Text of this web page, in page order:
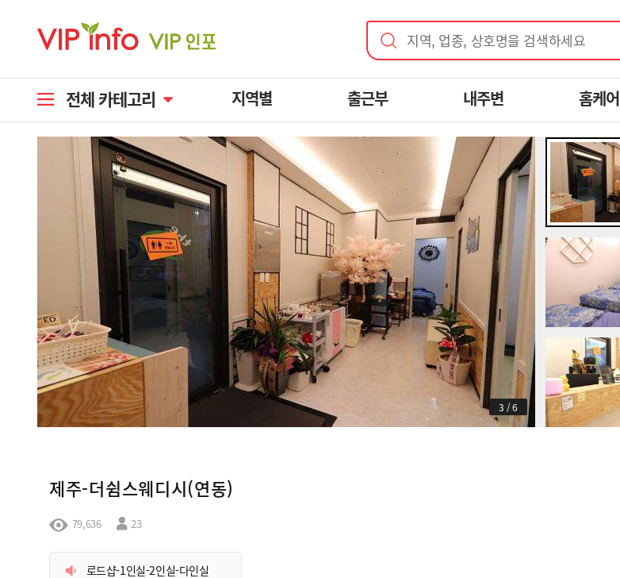
지역, 업종, 상호명을 검색하세요
전체 카테고리 지역별 출근부 내주변 홈케어
3 /6
제주-더쉼스웨디시(연동)
79,636 23
로드샵-1인실-2인실-다인실